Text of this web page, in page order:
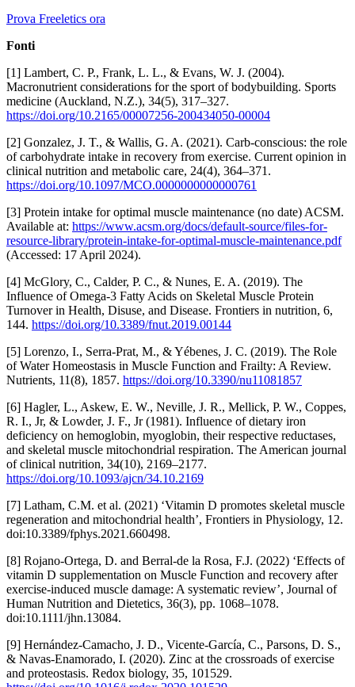
Prova Freeletics ora
Fonti
[1] Lambert, C. P., Frank, L. L., & Evans, W. J. (2004).
Macronutrient considerations for the sport of bodybuilding. Sports
medicine (Auckland, N.Z.), 34(5), 317–327.
https://doi.org/10.2165/00007256-200434050-00004
[2] Gonzalez, J. T., & Wallis, G. A. (2021). Carb-conscious: the role
of carbohydrate intake in recovery from exercise. Current opinion in
clinical nutrition and metabolic care, 24(4), 364–371.
https://doi.org/10.1097/MCO.0000000000000761
[3] Protein intake for optimal muscle maintenance (no date) ACSM.
Available at: https://www.acsm.org/docs/default-source/files-for-
resource-library/protein-intake-for-optimal-muscle-maintenance.pdf
(Accessed: 17 April 2024).
[4] McGlory, C., Calder, P. C., & Nunes, E. A. (2019). The
Influence of Omega-3 Fatty Acids on Skeletal Muscle Protein
Turnover in Health, Disuse, and Disease. Frontiers in nutrition, 6,
144. https://doi.org/10.3389/fnut.2019.00144
[5] Lorenzo, I., Serra-Prat, M., & Yébenes, J. C. (2019). The Role
of Water Homeostasis in Muscle Function and Frailty: A Review.
Nutrients, 11(8), 1857. https://doi.org/10.3390/nu11081857
[6] Hagler, L., Askew, E. W., Neville, J. R., Mellick, P. W., Coppes,
R. I., Jr, & Lowder, J. F., Jr (1981). Influence of dietary iron
deficiency on hemoglobin, myoglobin, their respective reductases,
and skeletal muscle mitochondrial respiration. The American journal
of clinical nutrition, 34(10), 2169–2177.
https://doi.org/10.1093/ajcn/34.10.2169
[7] Latham, C.M. et al. (2021) ‘Vitamin D promotes skeletal muscle
regeneration and mitochondrial health’, Frontiers in Physiology, 12.
doi:10.3389/fphys.2021.660498.
[8] Rojano‐Ortega, D. and Berral‐de la Rosa, F.J. (2022) ‘Effects of
vitamin D supplementation on Muscle Function and recovery after
exercise‐induced muscle damage: A systematic review’, Journal of
Human Nutrition and Dietetics, 36(3), pp. 1068–1078.
doi:10.1111/jhn.13084.
[9] Hernández-Camacho, J. D., Vicente-García, C., Parsons, D. S.,
& Navas-Enamorado, I. (2020). Zinc at the crossroads of exercise
and proteostasis. Redox biology, 35, 101529.